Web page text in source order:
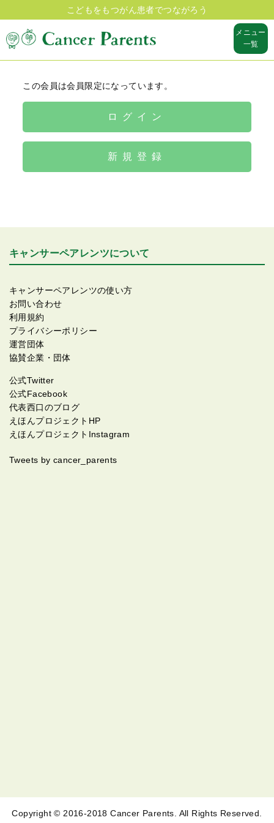
こどもをもつがん患者でつながろう
メニュー
一覧
この会員は会員限定になっています。
ログイン
新規登録
キャンサーペアレンツについて
キャンサーペアレンツの使い方
お問い合わせ
利用規約
プライバシーポリシー
運営団体
協賛企業・団体
公式Twitter
公式Facebook
代表西口のブログ
えほんプロジェクトHP
えほんプロジェクトInstagram
Tweets by cancer_parents
Copyright © 2016-2018 Cancer Parents. All Rights Reserved.